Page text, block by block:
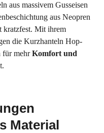
aus massivem Gusseisen
aus Neopren
kratzfest. Mit ihrem
die Kurzhanteln Hop-
für mehrKomfort und
Material